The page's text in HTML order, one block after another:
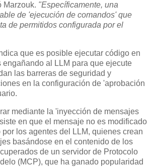
Marzouk. "Específicamente, una
de 'ejecución de comandos' que
de permitidos configurada por el
que es posible ejecutar código en
engañando al LLM para que ejecute
las barreras de seguridad y
en la configuración de 'aprobación
mediante la 'inyección de mensajes
en que el mensaje no es modificado
los agentes del LLM, quienes crean
basándose en el contenido de los
de un servidor de Protocolo
(MCP), que ha ganado popularidad